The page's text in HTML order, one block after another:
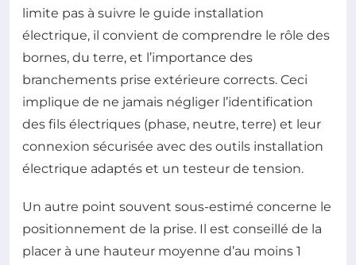
limite pas à suivre le guide installation
électrique, il convient de comprendre le rôle des
bornes, du terre, et l’importance des
branchements prise extérieure corrects. Ceci
implique de ne jamais négliger l’identification
des fils électriques (phase, neutre, terre) et leur
connexion sécurisée avec des outils installation
électrique adaptés et un testeur de tension.
Un autre point souvent sous-estimé concerne le
positionnement de la prise. Il est conseillé de la
placer à une hauteur moyenne d’au moins 1